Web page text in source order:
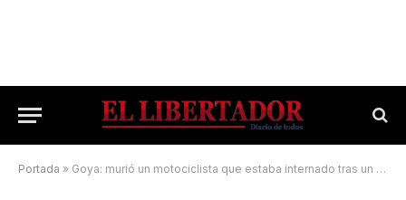
Portada » Goya: murió un motociclista que estaba internado tras un choque